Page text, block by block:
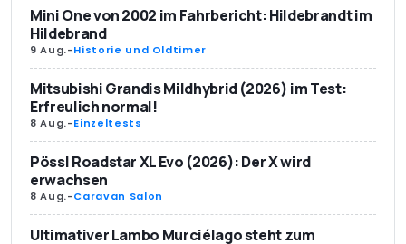
Mini One von 2002 im Fahrbericht: Hildebrandt im
Hildebrand
9 Aug.-Historie und Oldtimer
Mitsubishi Grandis Mildhybrid (2026) im Test:
Erfreulich normal!
8 Aug.-Einzeltests
Pössl Roadstar XL Evo (2026): Der X wird
erwachsen
8 Aug.-Caravan Salon
Ultimativer Lambo Murciélago steht zum